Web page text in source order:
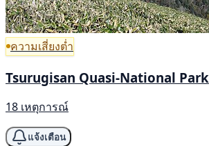
ความเสี่ยงต่ำ
Tsurugisan Quasi-National Park
18 เหตุการณ์
แจ้งเตือน